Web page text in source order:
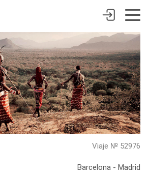
Viaje № 52976
Barcelona - Madrid